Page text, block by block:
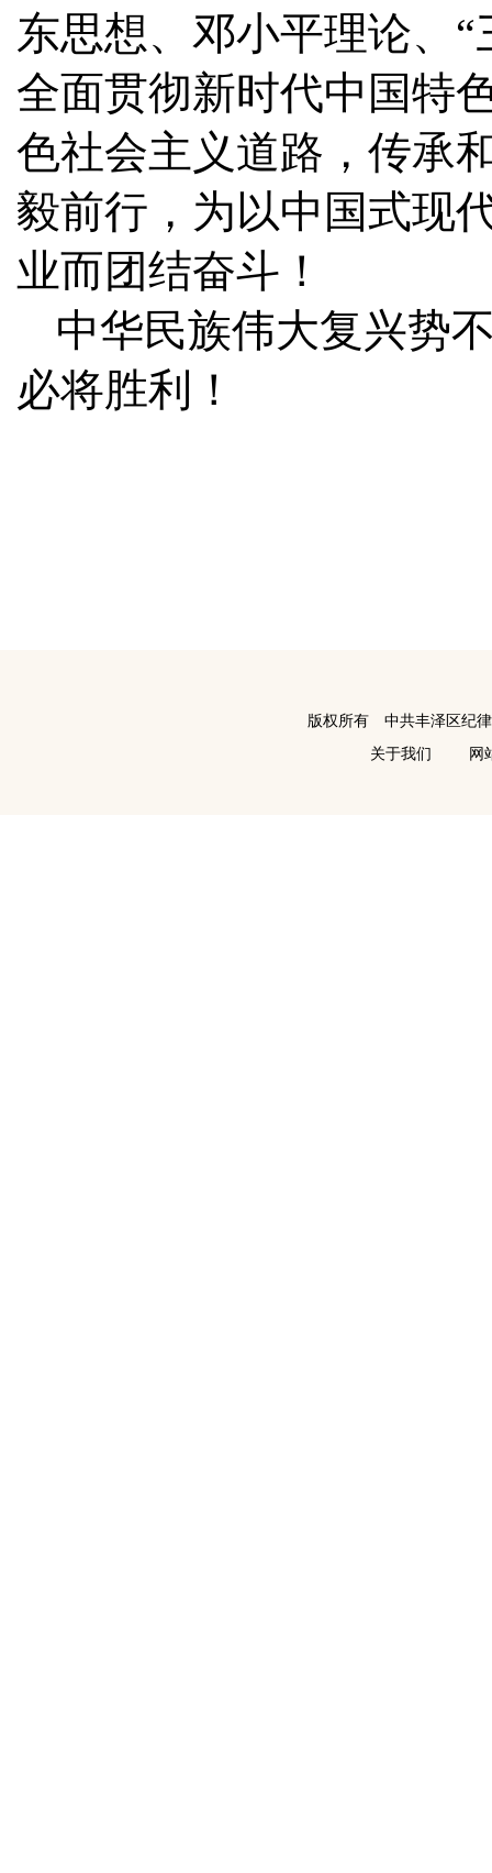
东思想、邓小平理论、
全面贯彻新时代中国特
色社会主义道路，传承
毅前行，为以中国式现
业而团结奋斗！
中华民族伟大复兴势
必将胜利！
版权所有 中共丰泽区纪
关于我们
网